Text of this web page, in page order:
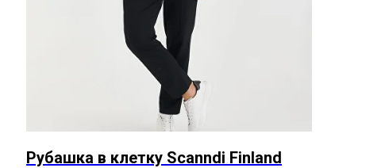
Рубашка в клетку Scanndi Finland